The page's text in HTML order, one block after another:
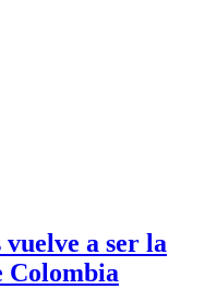
a ser la
Colombia